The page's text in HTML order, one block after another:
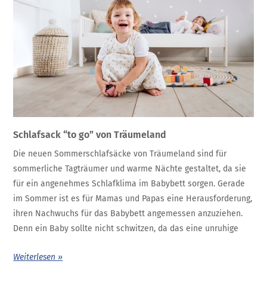
Schlafsack “to go” von Träumeland
Die neuen Sommerschlafsäcke von Träumeland sind für
sommerliche Tagträumer und warme Nächte gestaltet, da sie
für ein angenehmes Schlafklima im Babybett sorgen. Gerade
im Sommer ist es für Mamas und Papas eine Herausforderung,
ihren Nachwuchs für das Babybett angemessen anzuziehen.
Denn ein Baby sollte nicht schwitzen, da das eine unruhige
Weiterlesen »